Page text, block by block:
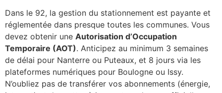
Dans le 92, la gestion du stationnement est payante et
réglementée dans presque toutes les communes. Vous
devez obtenir une Autorisation d’Occupation
Temporaire (AOT). Anticipez au minimum 3 semaines
de délai pour Nanterre ou Puteaux, et 8 jours via les
plateformes numériques pour Boulogne ou Issy.
N’oubliez pas de transférer vos abonnements (énergie,